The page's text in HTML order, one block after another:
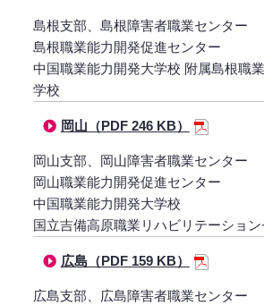
島根支部、島根障害者職業センター
島根職業能力開発促進センター
中国職業能力開発大学校 附属島根職
学校
岡山（PDF 246 KB）
岡山支部、岡山障害者職業センター
岡山職業能力開発促進センター
中国職業能力開発大学校
国立吉備高原職業リハビリテーショ
広島（PDF 159 KB）
広島支部、広島障害者職業センター